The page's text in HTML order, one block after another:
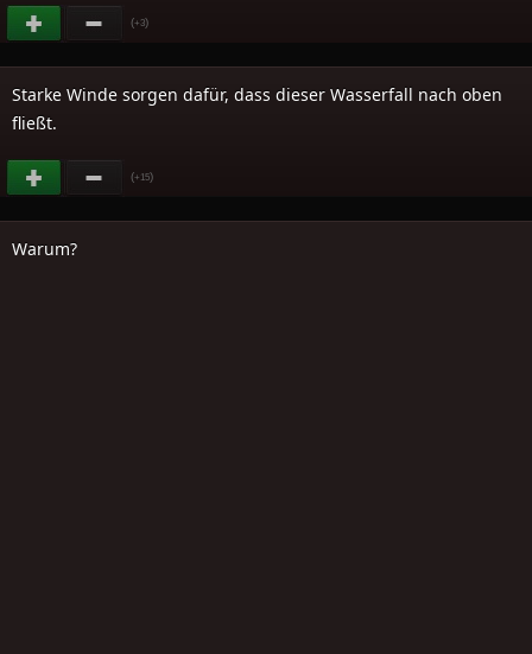
(+3)
Starke Winde sorgen dafür, dass dieser Wasserfall nach oben
fließt.
(+15)
Warum?